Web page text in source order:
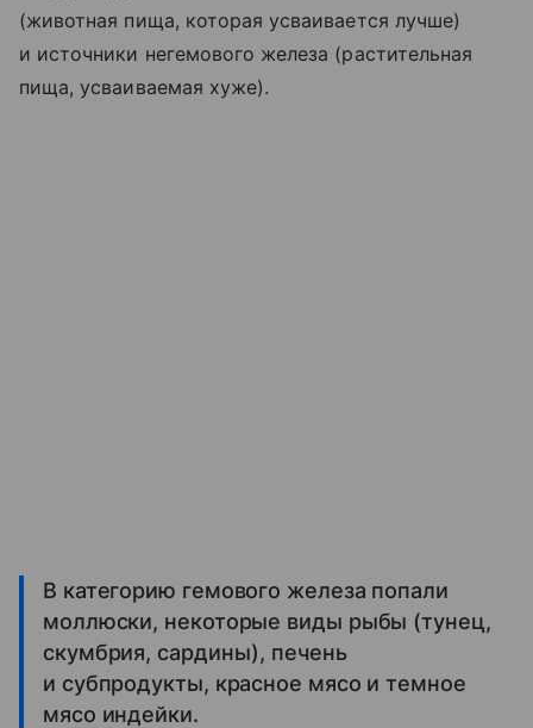
(животная пища, которая усваивается лучше)
и источники негемового железа (растительная
пища, усваиваемая хуже).
В категорию гемового железа попали
моллюски, некоторые виды рыбы (тунец,
скумбрия, сардины), печень
и субпродукты, красное мясо и темное
мясо индейки.